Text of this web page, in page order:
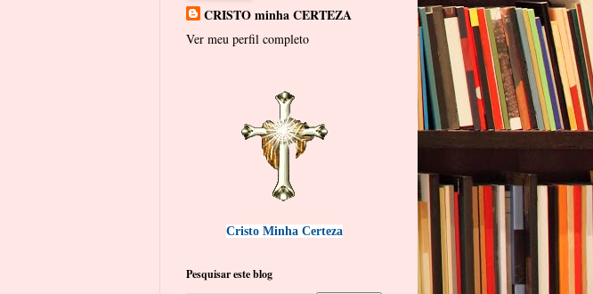
CRISTO minha CERTEZA
Ver meu perfil completo
Cristo Minha Certeza
Pesquisar este blog